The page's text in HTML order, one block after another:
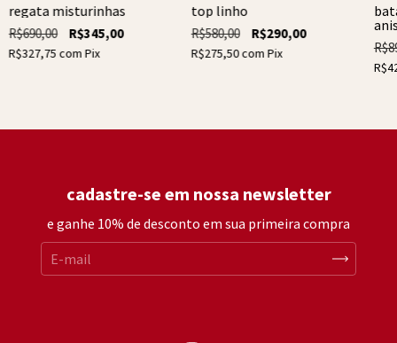
regata misturinhas
R$690,00 R$345,00
R$327,75 com Pix
top linho
R$580,00 R$290,00
R$275,50com Pix
cadastre-se em nossa newsletter
e ganhe 10% de desconto em sua primeira compra